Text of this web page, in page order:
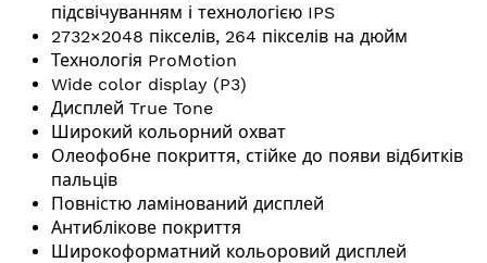
підсвічуванням і технологією IPS
2732×2048 пікселів, 264 пікселів на дюйм
Технологія ProMotion
Wide color display (P3)
Дисплей True Tone
Широкий кольорний охват
Олеофобне покриття, стійке до появи відбитків
пальців
Повністю ламінований дисплей
Антиблікове покриття
Широкоформатний кольоровий дисплей